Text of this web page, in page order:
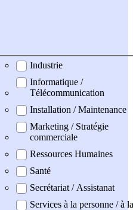
Industrie
Informatique /
Télécommunication
Installation / Maintenance
Marketing / Stratégie
commerciale
Ressources Humaines
Santé
Secrétariat / Assistanat
Services à la personne / à la